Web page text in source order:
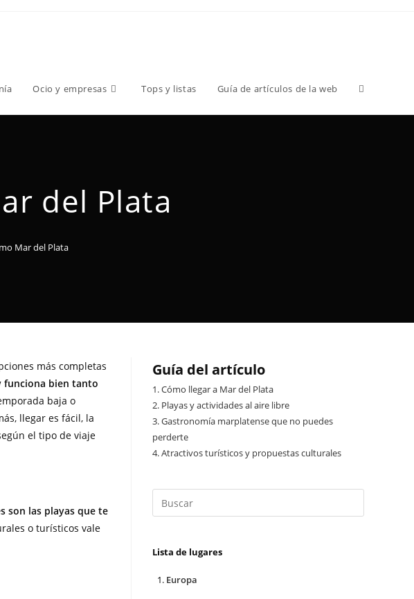
Ocio y empresas Tops y listas Guía de artículos de la web
del Plata
Mar del Plata
más completas
funciona bien tanto
baja o
llegar es fácil, la
el tipo de viaje
son las playas que te
o turísticos vale
Guía del artículo
1.Cómo llegar a Mar del Plata
2. Playas y actividades al aire libre
3.Gastronomía marplatense que no puedes
perderte
4.Atractivos turísticos y propuestas culturales
Lista de lugares
Europa